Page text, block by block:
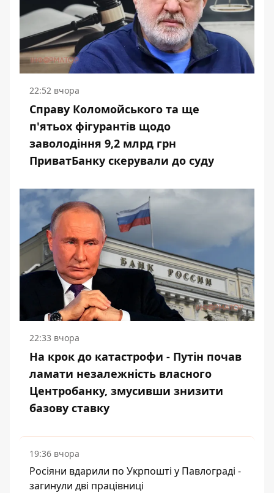
22:52 вчора
Справу Коломойського та ще
п'ятьох фігурантів щодо
заволодіння 9,2 млрд грн
ПриватБанку скерували до суду
22:33 вчора
На крок до катастрофи - Путін почав
ламати незалежність власного
Центробанку, змусивши знизити
базову ставку
19:36 вчора
Росіяни вдарили по Укрпошті у Павлограді -
загинули дві працівниці